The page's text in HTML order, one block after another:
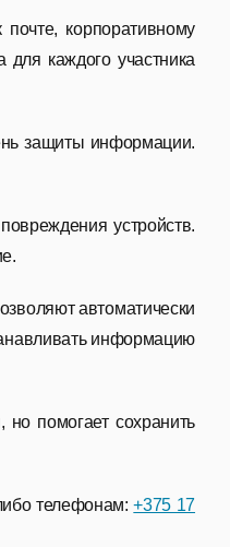
корпоративному
каждого участника
защиты информации.
устройств.
автоматически
информацию
помогает сохранить
телефонам:+375 17